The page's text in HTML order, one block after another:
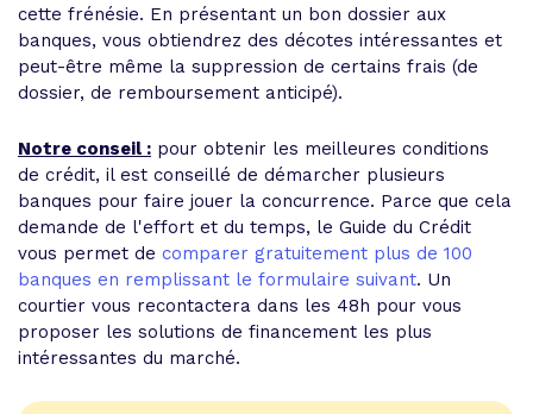
cette frénésie. En présentant un bon dossier aux
banques, vous obtiendrez des décotes intéressantes et
peut-être même la suppression de certains frais (de
dossier, de remboursement anticipé).
Notre conseil : pour obtenir les meilleures conditions
de crédit, il est conseillé de démarcher plusieurs
banques pour faire jouer la concurrence. Parce que cela
demande de l'effort et du temps, le Guide du Crédit
vous permet de comparer gratuitement plus de 100
banques en remplissant le formulaire suivant. Un
courtier vous recontactera dans les 48h pour vous
proposer les solutions de financement les plus
intéressantes du marché.